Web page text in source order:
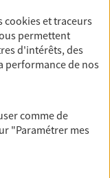
de
Découvrez
que celles de
santé qui
cookies et traceurs
permettent
d'intérêts, des
performance de nos
comme de
"Paramétrer mes